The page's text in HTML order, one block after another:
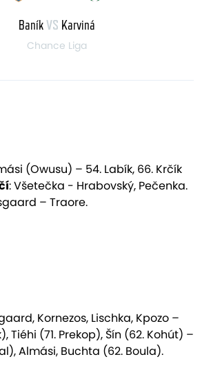
BaníkVS Karviná
Chance Liga
(Owusu) – 54. Labík, 66. Krčík
: Všetečka - Hrabovský, Pečenka.
– Traore.
Kornezos, Lischka, Kpozo –
Tiéhi (71. Prekop), Šín (62. Kohút) –
Almási, Buchta (62. Boula).